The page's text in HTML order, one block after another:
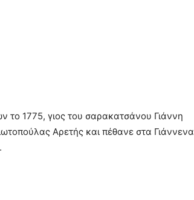
1775, γιος του σαρακατσάνου Γιάννη
Αρετής και πέθανε στα Γιάννενα